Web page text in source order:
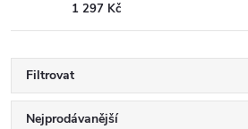
1 297 Kč
Filtrovat
Nejprodávanější